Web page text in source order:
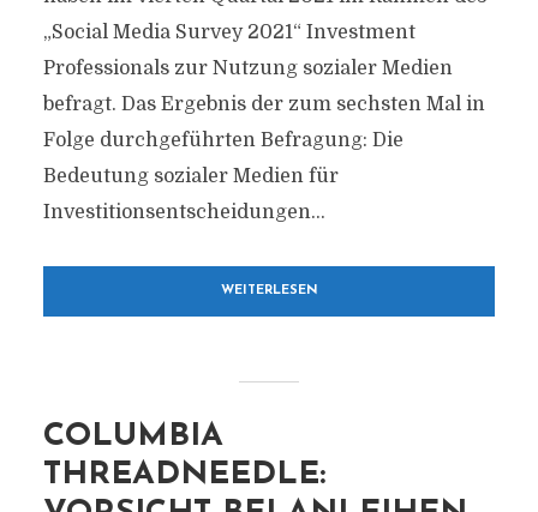
„Social Media Survey 2021“ Investment
Professionals zur Nutzung sozialer Medien
befragt. Das Ergebnis der zum sechsten Mal in
Folge durchgeführten Befragung: Die
Bedeutung sozialer Medien für
Investitionsentscheidungen...
WEITERLESEN
COLUMBIA
THREADNEEDLE: